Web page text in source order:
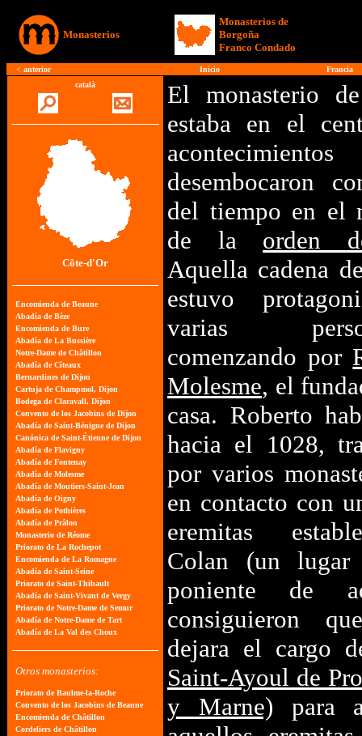
Monasterios
Monasterios de
Borgoña
Franco Condado
< anterior Inicio
Francia
català
Côte-d'Or
El monasterio
estaba en el
desembocaron
del tiempo en el
de la orden
Aquella cadena
estuvo
varias
comenzando por
Molesme, el
casa. Roberto
hacia el 1028,
por varios
en contacto con
eremitas
Colan (un lugar
poniente de
consiguieron
dejara el cargo
Saint-Ayoul de
y Marne) para